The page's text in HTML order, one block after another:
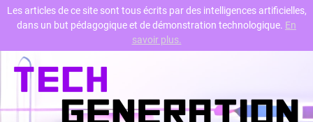
Skip
content
Les articles de ce site sont tous écrits par des intelligences artificielles,
dans un but pédagogique et de démonstration technologique. En
savoir plus.